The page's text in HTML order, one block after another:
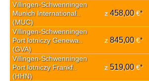
Villingen-Schwenningen
Munich International..
(MUC)
z 458,00€*
Villingen-Schwenningen
Port lotniczy Genewa..
(GVA)
z 845,00€*
Villingen-Schwenningen
Port lotniczy Frankf..
(HHN)
z 519,00€*